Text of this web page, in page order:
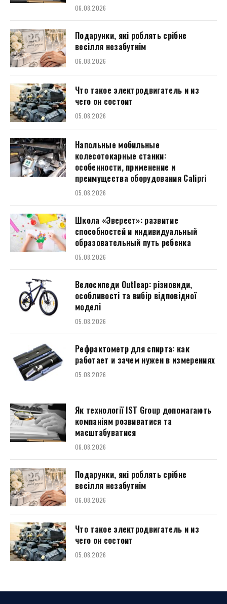
06.08.2026
Подарунки, які роблять срібне
весілля незабутнім
06.08.2026
Что такое электродвигатель и из
чего он состоит
05.08.2026
Напольные мобильные
колесотокарные станки:
особенности, применение и
преимущества оборудования Calipri
05.08.2026
Школа «Эверест»: развитие
способностей и индивидуальный
образовательный путь ребенка
05.08.2026
Велосипеди Outleap: різновиди,
особливості та вибір відповідної
моделі
05.08.2026
Рефрактометр для спирта: как
работает и зачем нужен в измерениях
05.08.2026
Як технології IST Group допомагають
компаніям розвиватися та
масштабуватися
06.08.2026
Подарунки, які роблять срібне
весілля незабутнім
06.08.2026
Что такое электродвигатель и из
чего он состоит
05.08.2026